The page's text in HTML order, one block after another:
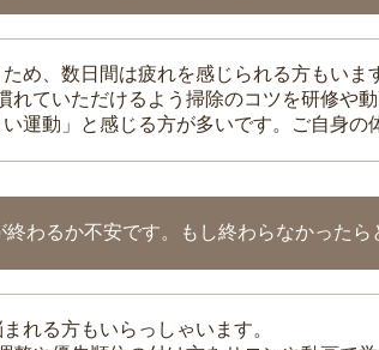
め、数日間は疲れを感じられる方もいま
れていただけるよう掃除のコツを研修や動
運動」と感じる方が多いです。ご自身の
終わるか不安です。もし終わらなかったら
れる方もいらっしゃいます。